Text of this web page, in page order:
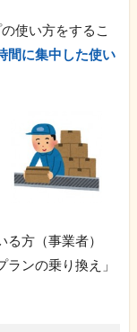
使い方をするこ
間に集中した使い
方（事業者）
ンの乗り換え」